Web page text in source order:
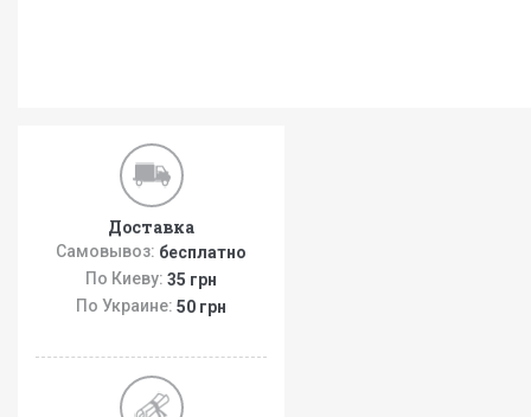
Доставка
Самовывоз: бесплатно
По Киеву: 35 грн
По Украине: 50 грн